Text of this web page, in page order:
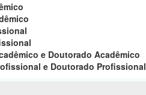
e Doutorado Acadêmico
e Doutorado Profissional